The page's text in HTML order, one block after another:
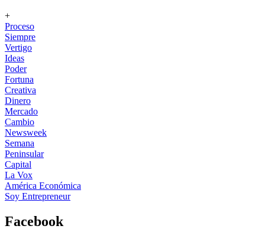
+
Proceso
Siempre
Vertigo
Ideas
Poder
Fortuna
Creativa
Dinero
Mercado
Cambio
Newsweek
Semana
Peninsular
Capital
La Vox
América Económica
Soy Entrepreneur
Facebook